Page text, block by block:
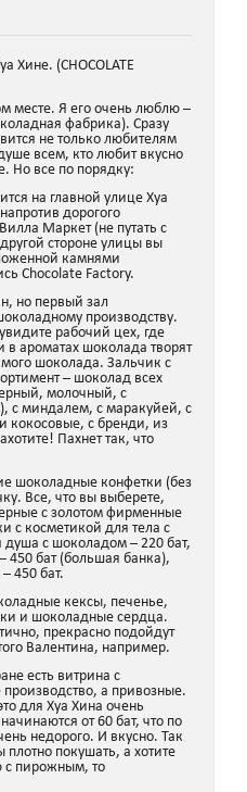
(CHOCOLATE
месте. Я его очень люблю –
фабрика). Сразу
не только любителям
всем, кто любит вкусно
Но все по порядку:
на главной улице Хуа
дорогого
Маркет (не путать с
стороне улицы вы
камнями
Chocolate Factory.
но первый зал
производству.
рабочий цех, где
в ароматах шоколада творят
шоколада. Зальчик с
– шоколад всех
молочный, с
с миндалем, с маракуйей, с
кокосовые, с бренди, из
Пахнет так, что
шоколадные конфетки (без
Все, что вы выберете,
с золотом фирменные
с косметикой для тела с
с шоколадом – 220 бат,
450 бат (большая банка),
450 бат.
кексы, печенье,
и шоколадные сердца.
прекрасно подойдут
Валентина, например.
есть витрина с
а привозные.
для Хуа Хина очень
от 60 бат, что по
недорого. И вкусно. Так
покушать, а хотите
с пирожным, то